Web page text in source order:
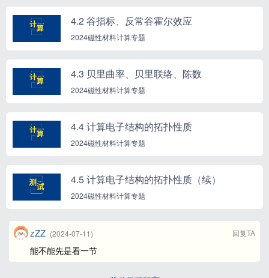
4.2 谷指标、反常谷霍尔效应
2024磁性材料计算专题
4.3 贝里曲率、贝里联络、陈数
2024磁性材料计算专题
4.4 计算电子结构的拓扑性质
2024磁性材料计算专题
4.5 计算电子结构的拓扑性质（续）
2024磁性材料计算专题
zZZ (2024-07-11) 回复TA
能不能先是看一节